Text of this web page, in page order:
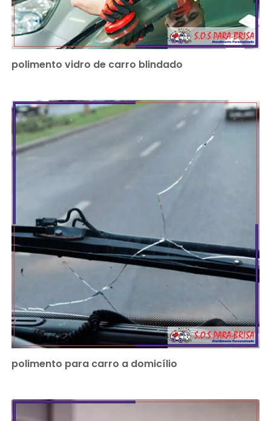
polimento vidro de carro blindado
polimento para carro a domicílio